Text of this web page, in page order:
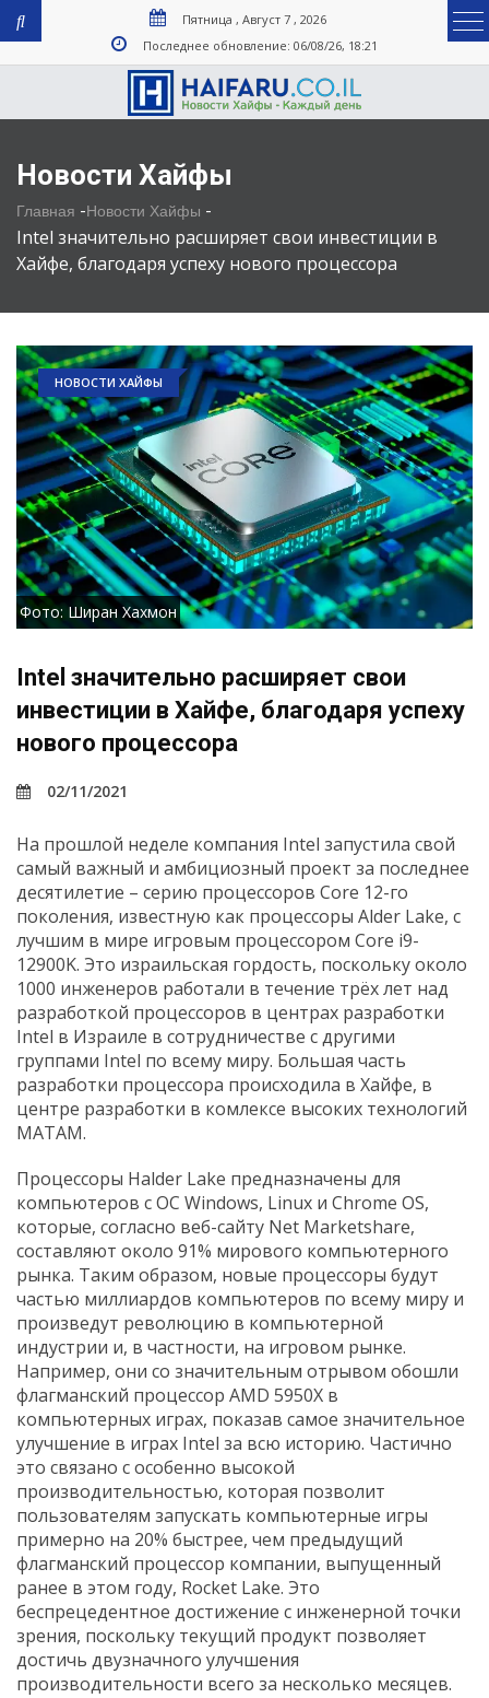
Пятница , Август 7 , 2026
Последнее обновление: 06/08/26, 18:21
Новости Хайфы
Главная -Новости Хайфы -
Intel значительно расширяет свои инвестиции в
Хайфе, благодаря успеху нового процессора
НОВОСТИ ХАЙФЫ
Фото: Ширан Хахмон
Intel значительно расширяет свои
инвестиции в Хайфе, благодаря успеху
нового процессора
02/11/2021
На прошлой неделе компания Intel запустила свой
самый важный и амбициозный проект за последнее
десятилетие – серию процессоров Core 12-го
поколения, известную как процессоры Alder Lake, с
лучшим в мире игровым процессором Core i9-
12900K. Это израильская гордость, поскольку около
1000 инженеров работали в течение трёх лет над
разработкой процессоров в центрах разработки
Intel в Израиле в сотрудничестве с другими
группами Intel по всему миру. Большая часть
разработки процессора происходила в Хайфе, в
центре разработки в комлексе высоких технологий
МАТАМ.
Процессоры Halder Lake предназначены для
компьютеров с ОС Windows, Linux и Chrome OS,
которые, согласно веб-сайту Net Marketshare,
составляют около 91% мирового компьютерного
рынка. Таким образом, новые процессоры будут
частью миллиардов компьютеров по всему миру и
произведут революцию в компьютерной
индустрии и, в частности, на игровом рынке.
Например, они со значительным отрывом обошли
флагманский процессор AMD 5950X в
компьютерных играх, показав самое значительное
улучшение в играх Intel за всю историю. Частично
это связано с особенно высокой
производительностью, которая позволит
пользователям запускать компьютерные игры
примерно на 20% быстрее, чем предыдущий
флагманский процессор компании, выпущенный
ранее в этом году, Rocket Lake. Это
беспрецедентное достижение с инженерной точки
зрения, поскольку текущий продукт позволяет
достичь двузначного улучшения
производительности всего за несколько месяцев.